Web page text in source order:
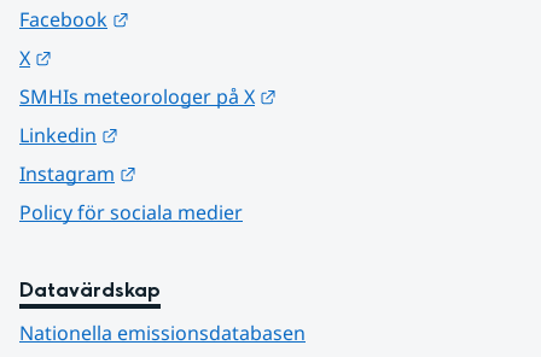
Facebook
X
SMHIs meteorologer på X
Linkedin
Instagram
Policy för sociala medier
Datavärdskap
Nationella emissionsdatabasen